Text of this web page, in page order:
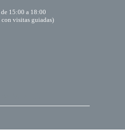
15:00 a 18:00
visitas guiadas)